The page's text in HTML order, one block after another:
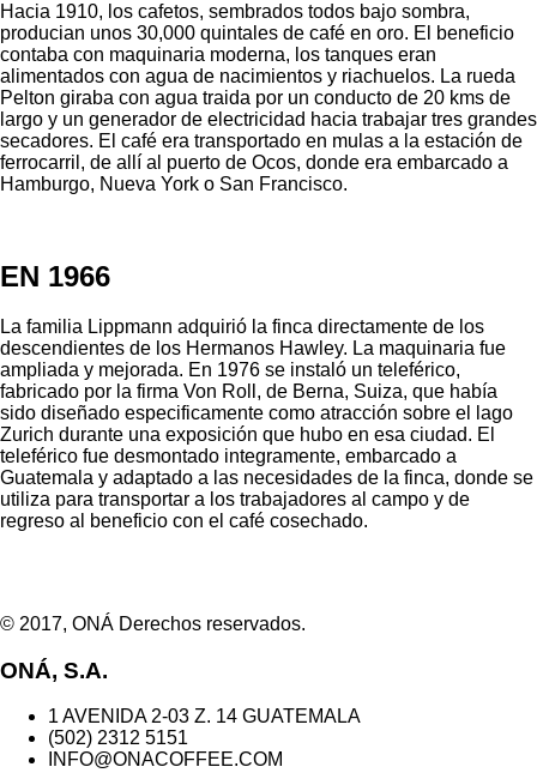
Hacia 1910, los cafetos, sembrados todos bajo sombra,
producian unos 30,000 quintales de café en oro. El beneficio
contaba con maquinaria moderna, los tanques eran
alimentados con agua de nacimientos y riachuelos. La rueda
Pelton giraba con agua traida por un conducto de 20 kms de
largo y un generador de electricidad hacia trabajar tres grandes
secadores. El café era transportado en mulas a la estación de
ferrocarril, de allí al puerto de Ocos, donde era embarcado a
Hamburgo, Nueva York o San Francisco.
EN 1966
La familia Lippmann adquirió la finca directamente de los
descendientes de los Hermanos Hawley. La maquinaria fue
ampliada y mejorada. En 1976 se instaló un teleférico,
fabricado por la firma Von Roll, de Berna, Suiza, que había
sido diseñado especificamente como atracción sobre el lago
Zurich durante una exposición que hubo en esa ciudad. El
teleférico fue desmontado integramente, embarcado a
Guatemala y adaptado a las necesidades de la finca, donde se
utiliza para transportar a los trabajadores al campo y de
regreso al beneficio con el café cosechado.
© 2017, ONÁ Derechos reservados.
ONÁ, S.A.
1 AVENIDA 2-03 Z. 14 GUATEMALA
(502) 2312 5151
INFO@ONACOFFEE.COM